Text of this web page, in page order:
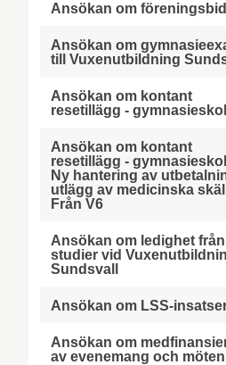
Ansökan om
Ansökan om
till Vuxenutbildning
Ansökan om kontant
resetillägg -
Ansökan om kontant
resetillägg -
Ny hantering av
utlägg av medicinska
Från V6
Ansökan om ledighet från
studier vid
Sundsvall
Ansökan om LSS-
Ansökan om
av evenemang och möten